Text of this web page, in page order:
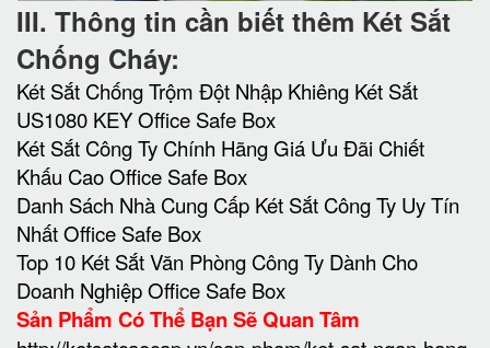
III. Thông tin cần biết thêm Két Sắt
Chống Cháy:
Két Sắt Chống Trộm Đột Nhập Khiêng Két Sắt
US1080 KEY Office Safe Box
Két Sắt Công Ty Chính Hãng Giá Ưu Đãi Chiết
Khấu Cao Office Safe Box
Danh Sách Nhà Cung Cấp Két Sắt Công Ty Uy Tín
Nhất Office Safe Box
Top 10 Két Sắt Văn Phòng Công Ty Dành Cho
Doanh Nghiệp Office Safe Box
Sản Phẩm Có Thể Bạn Sẽ Quan Tâm